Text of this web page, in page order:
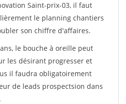
Saint-prix-03, il faut
le planning chantiers
son chiffre d'affaires.
le bouche à oreille peut
les désirant progresser et
il faudra obligatoirement
de leads prospectsion dans